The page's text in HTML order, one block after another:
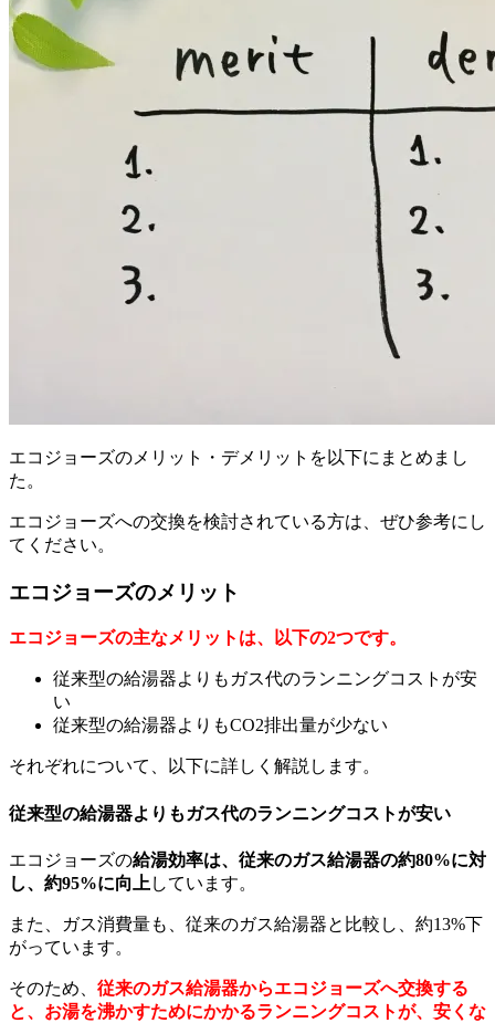
エコジョーズのメリット・デメリットを以下にまとめまし
た。
エコジョーズへの交換を検討されている方は、ぜひ参考にし
てください。
エコジョーズのメリット
エコジョーズの主なメリットは、以下の2つです。
従来型の給湯器よりもガス代のランニングコストが安
い
従来型の給湯器よりもCO2排出量が少ない
それぞれについて、以下に詳しく解説します。
従来型の給湯器よりもガス代のランニングコストが安い
エコジョーズの給湯効率は、従来のガス給湯器の約80%に対
し、約95%に向上 しています。
また、ガス消費量も、従来のガス給湯器と比較し、約13%下
がっています。
そのため、 従来のガス給湯器からエコジョーズへ交換する
と、お湯を沸かすためにかかるランニングコストが、安くな